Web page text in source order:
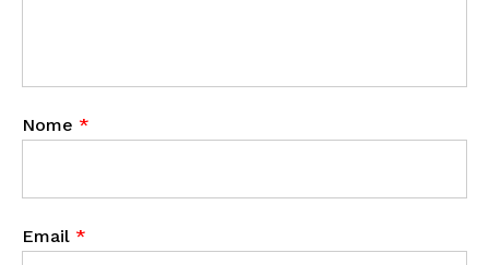
Nome *
Email *